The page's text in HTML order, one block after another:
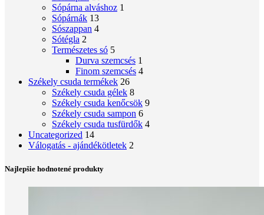
Sópárna alváshoz 1
Sópárnák 13
Sószappan 4
Sótégla 2
Természetes só 5
Durva szemcsés 1
Finom szemcsés 4
Székely csuda termékek 26
Székely csuda gélek 8
Székely csuda kenőcsök 9
Székely csuda sampon 6
Székely csuda tusfürdők 4
Uncategorized 14
Válogatás - ajándékötletek 2
Najlepšie hodnotené produkty